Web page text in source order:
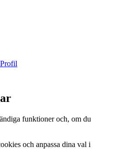
Profil
funktioner och, om du
och anpassa dina val i